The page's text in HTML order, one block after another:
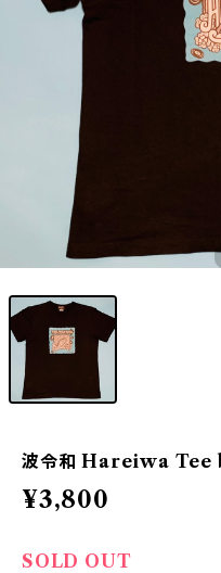
波令和 Hareiwa Tee
¥3,800
SOLD OUT